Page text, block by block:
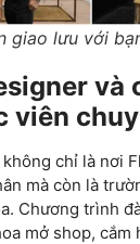
giao lưu với
viên
chỉ là nơi
mà còn là
Chương trình
mở shop, cắm